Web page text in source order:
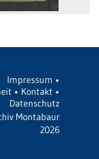
Impressum •
• Kontakt •
Datenschutz
Montabaur
2026